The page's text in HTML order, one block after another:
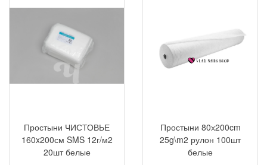
Простыни ЧИСТОВЬЕ
160x200см SMS 12г/м2
20шт белые
Простыни 80х200cm
25g\m2 рулон 100шт
белые